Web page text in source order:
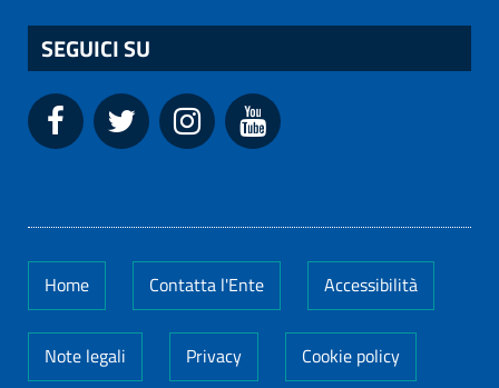
SEGUICI SU
Home Contatta l'Ente Accessibilità
Note legali Privacy Cookie policy